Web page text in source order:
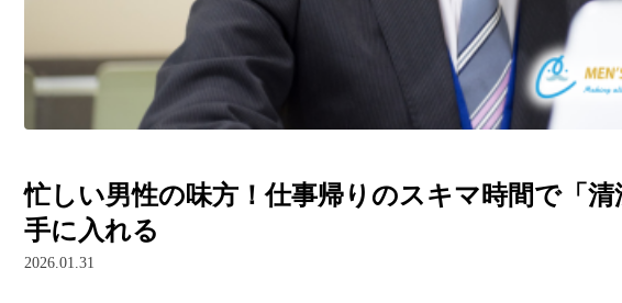
忙しい男性の味方！仕事帰りのスキマ時間で「清
手に入れる
2026.01.31